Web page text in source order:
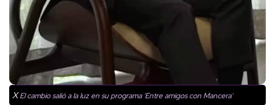
XEl cambio salió a la luz en su programa 'Entre amigos con Mancera'